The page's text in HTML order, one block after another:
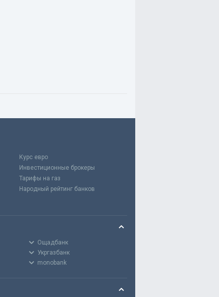
Курс евро
Инвестиционные брокеры
Тарифы на газ
Народный рейтинг банков
Ощадбанк
Укргазбанк
monobank